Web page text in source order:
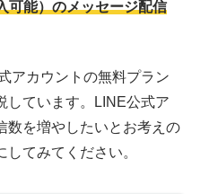
可能）のメッセージ配信
アカウントの無料プラン
しています。LINE公式ア
数を増やしたいとお考えの
てみてください。